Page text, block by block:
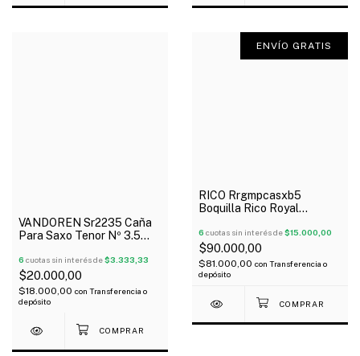
VANDOREN Sr2235 Caña
Para Saxo Tenor Nº 3.5
6 cuotas sin interés de$3.333,33
$20.000,00
$18.000,00 con Transferencia o
depósito
ENVÍO GRATIS
RICO Rrgmpcasxb5
Boquilla Rico Royal
Alto B5
6 cuotas sin interés de$15.000,00
$90.000,00
$81.000,00 con Transferencia o
depósito